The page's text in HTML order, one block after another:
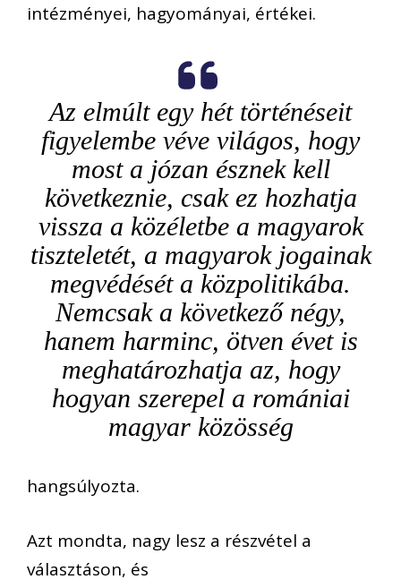
intézményei, hagyományai, értékei.
Az elmúlt egy hét történéseit
figyelembe véve világos, hogy
most a józan észnek kell
következnie, csak ez hozhatja
vissza a közéletbe a magyarok
tiszteletét, a magyarok jogainak
megvédését a közpolitikába.
Nemcsak a következő négy,
hanem harminc, ötven évet is
meghatározhatja az, hogy
hogyan szerepel a romániai
magyar közösség
hangsúlyozta.
Azt mondta, nagy lesz a részvétel a
választáson, és